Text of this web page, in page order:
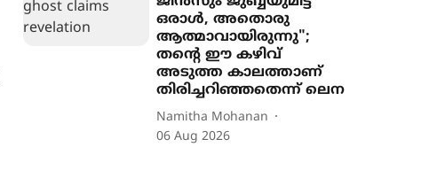
ഒരാൾ, അതൊരു
ആത്മാവായിരുന്നു";
തന്‍റെ ഈ കഴിവ്
അടുത്ത കാലത്താണ്
തിരിച്ചറിഞ്ഞതെന്ന് ലെന
Namitha Mohanan
06 Aug 2026